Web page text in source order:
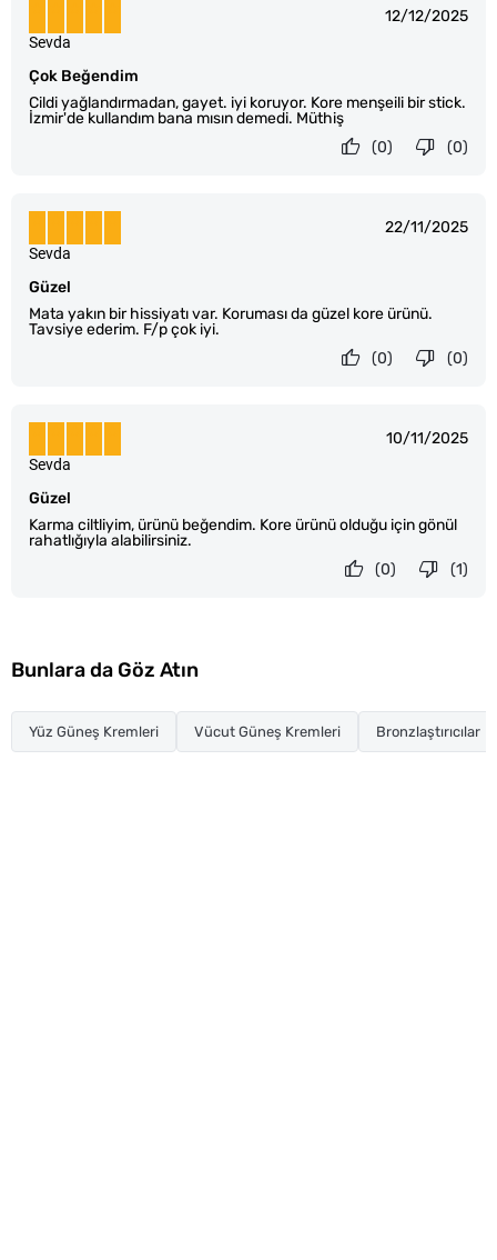
12/12/2025
Çok Beğendim
Cildi yağlandırmadan, gayet. iyi koruyor. Kore menşeili bir stick.
İzmir'de kullandım bana mısın demedi. Müthiş
Sevda
(0)
(0)
22/11/2025
Güzel
Mata yakın bir hissiyatı var. Koruması da güzel kore ürünü.
Tavsiye ederim. F/p çok iyi.
Sevda
(0)
(0)
10/11/2025
Güzel
Karma ciltliyim, ürünü beğendim. Kore ürünü olduğu için gönül
rahatlığıyla alabilirsiniz.
Sevda
(1)
(0)
Bunlara da Göz Atın
Yüz Güneş Kremleri Vücut Güneş Kremleri Bronzlaştırıcılar